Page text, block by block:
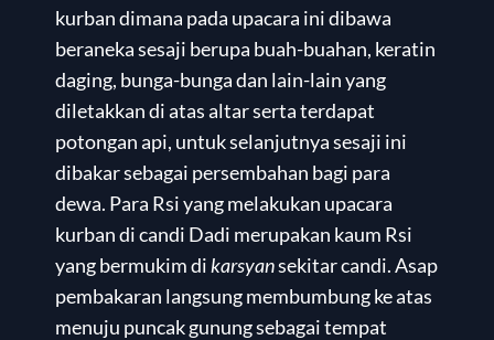
kurban dimana pada upacara ini dibawa
beraneka sesaji berupa buah-buahan, keratin
daging, bunga-bunga dan lain-lain yang
diletakkan di atas altar serta terdapat
potongan api, untuk selanjutnya sesaji ini
dibakar sebagai persembahan bagi para
dewa. Para Rsi yang melakukan upacara
kurban di candi Dadi merupakan kaum Rsi
yang bermukim dikarsyansekitar candi. Asap
pembakaran langsung membumbung ke atas
menuju puncak gunung sebagai tempat